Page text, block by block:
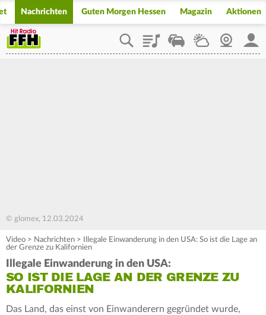
Nachrichten Guten Morgen Hessen Magazin Aktionen
PlaylistStaupilotWetterWebcam
© glomex, 12.03.2024
Video > Nachrichten >
Illegale Einwanderung in den USA: So ist die Lage an
der Grenze zu Kalifornien
Illegale Einwanderung in den USA:
SO IST DIE LAGE AN DER GRENZE ZU
KALIFORNIEN
Das Land, das einst von Einwanderern gegründet wurde,